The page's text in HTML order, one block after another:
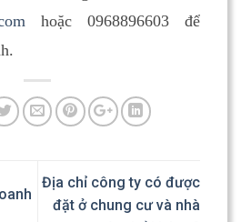
hoặc 0968896603 để
Địa chỉ công ty có được
đặt ở chung cư và nhà